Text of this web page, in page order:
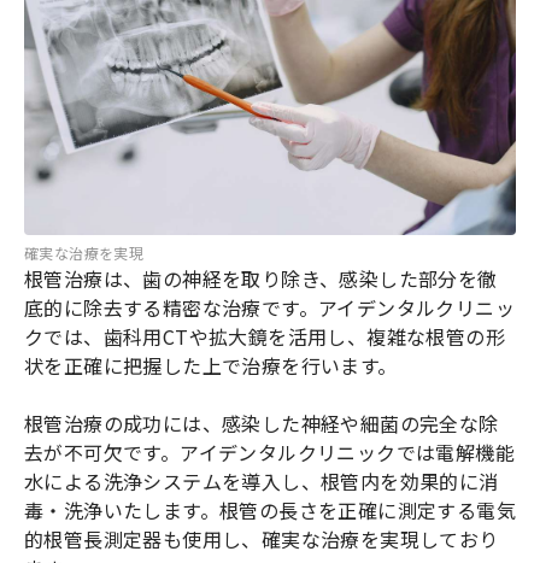
確実な治療を実現
根管治療は、歯の神経を取り除き、感染した部分を徹
底的に除去する精密な治療です。アイデンタルクリニッ
クでは、歯科用CTや拡大鏡を活用し、複雑な根管の形
状を正確に把握した上で治療を行います。
根管治療の成功には、感染した神経や細菌の完全な除
去が不可欠です。アイデンタルクリニックでは電解機能
水による洗浄システムを導入し、根管内を効果的に消
毒・洗浄いたします。根管の長さを正確に測定する電気
的根管長測定器も使用し、確実な治療を実現しており